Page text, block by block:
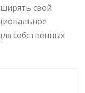
свой
собственных